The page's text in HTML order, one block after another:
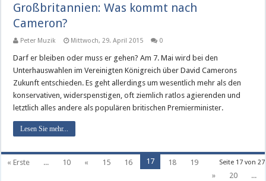
Großbritannien: Was kommt nach
Cameron?
Peter Muzik Mittwoch, 29. April 2015 0
Darf er bleiben oder muss er gehen? Am 7. Mai wird bei den
Unterhauswahlen im Vereinigten Königreich über David Camerons
Zukunft entschieden. Es geht allerdings um wesentlich mehr als den
konservativen, widerspenstigen, oft ziemlich ratlos agierenden und
letztlich alles andere als populären britischen Premierminister.
Lesen Sie mehr...
Seite 17 von 27
« Erste ... 10 « 15 16 17 18
19
»
20
...